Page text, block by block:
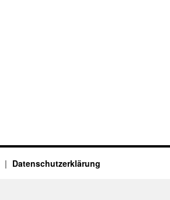
Datenschutz­erklärung